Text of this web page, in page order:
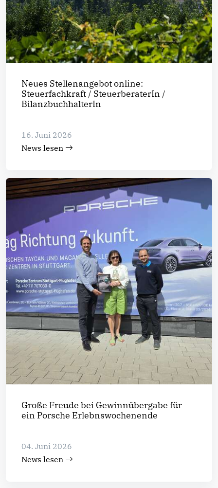
Neues Stellenangebot online:
Steuerfachkraft / SteuerberaterIn /
BilanzbuchhalterIn
16. Juni 2026
News lesen
Große Freude bei Gewinnübergabe für
ein Porsche Erlebnswochenende
04. Juni 2026
News lesen